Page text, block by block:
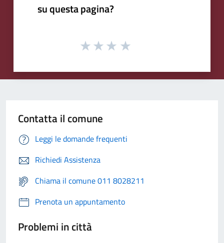
su questa pagina?
Contatta il comune
Leggi le domande frequenti
Richiedi Assistenza
Chiama il comune 011 8028211
Prenota un appuntamento
Problemi in città